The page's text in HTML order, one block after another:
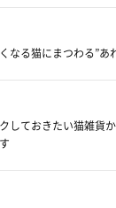
なる猫にまつわる”あ
しておきたい猫雑貨